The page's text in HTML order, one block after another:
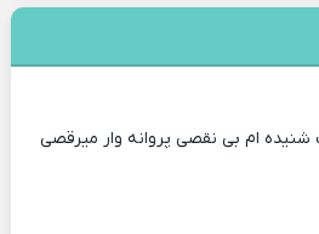
ام بی نقصی پروانه وار میرقصی